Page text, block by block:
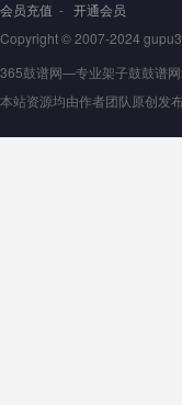
会员充值 - 开通会员
Copyright © 2007-2024
365鼓谱网—专业架子鼓鼓谱
本站资源均由作者团队原创发